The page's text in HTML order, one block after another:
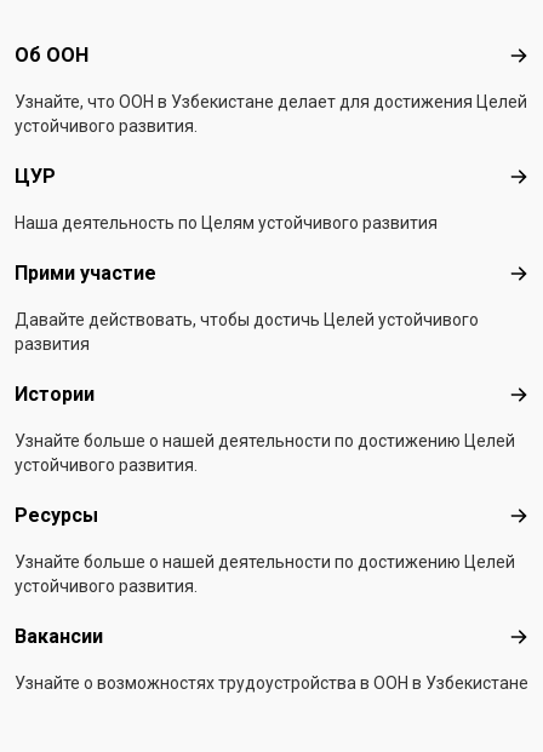
Footer menu
Об ООН Об
Узнайте, что ООН в Узбекистанe делает для достижения Целей
устойчивого развития.
ЦУР
Наша деятельность по Целям устойчивого развития
Прими участие
Давайте действовать, чтобы достичь Целей устойчивого
развития
Истории
Узнайте больше о нашей деятельности по достижению Целей
устойчивого развития.
Ресурсы
Узнайте больше о нашей деятельности по достижению Целей
устойчивого развития.
Вакансии
Узнайте о возможностях трудоустройства в ООН в Узбекистане